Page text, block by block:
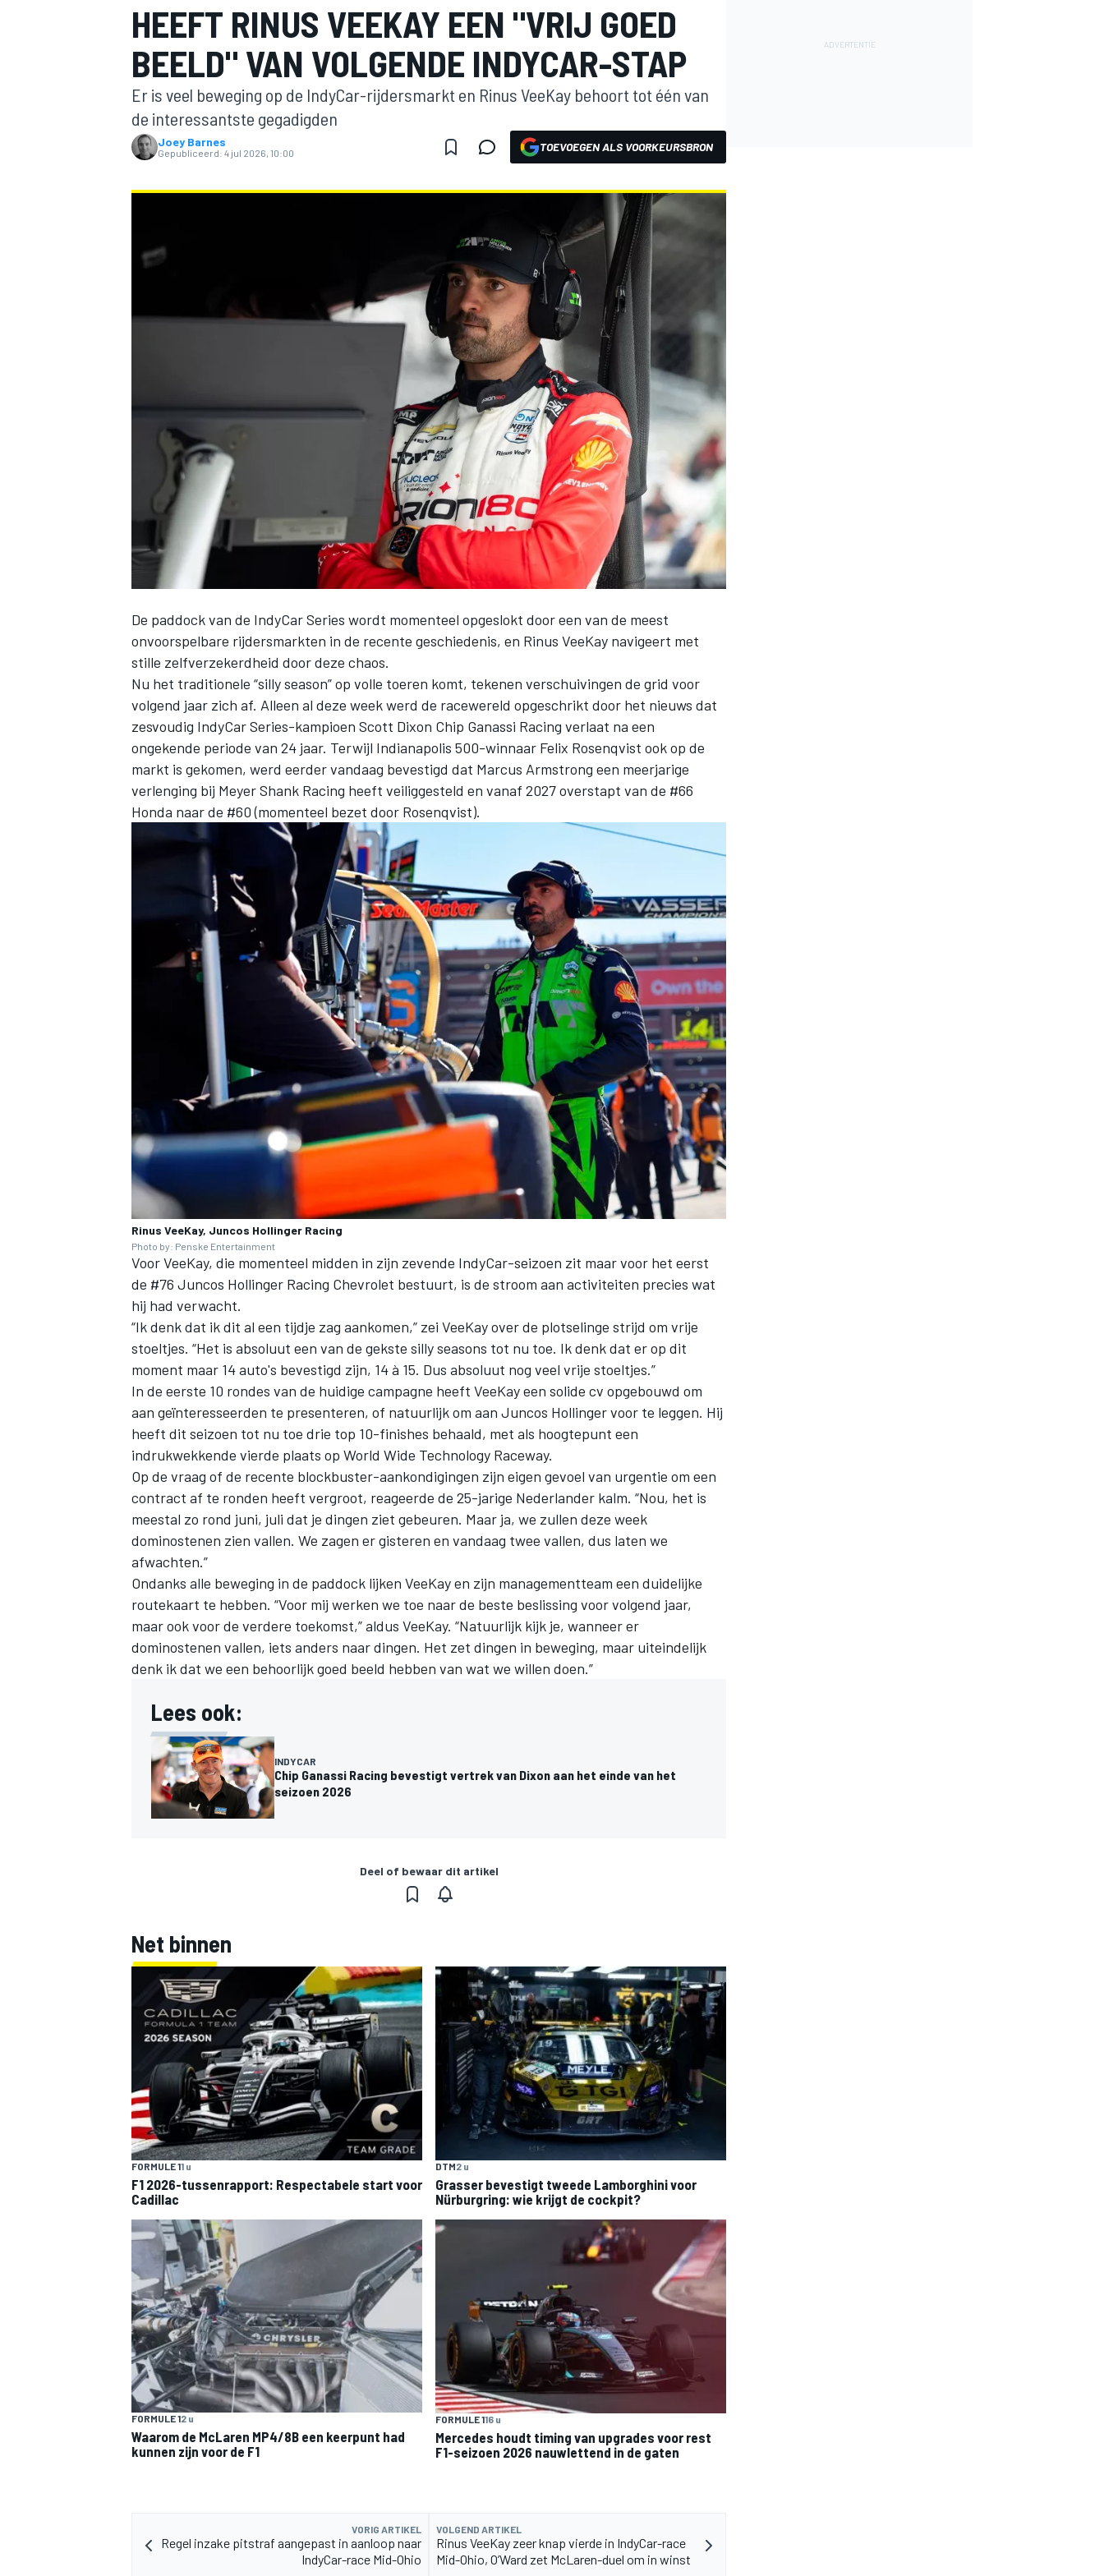
INDYCAR
WEC DTM
MEER RACEKLASSEN
HEEFT RINUS VEEKAY EEN "VRIJ GOED
BEELD" VAN VOLGENDE INDYCAR-STAP
Er is veel beweging op de IndyCar-rijdersmarkt en Rinus VeeKay behoort tot één van
de interessantste gegadigden
Joey Barnes
Gepubliceerd: 4 jul 2026, 10:00 TOEVOEGEN ALS VOORKEURSBRON
De paddock van de IndyCar Series wordt momenteel opgeslokt door een van de meest
onvoorspelbare rijdersmarkten in de recente geschiedenis, en Rinus VeeKay navigeert met
stille zelfverzekerdheid door deze chaos.
Nu het traditionele “silly season” op volle toeren komt, tekenen verschuivingen de grid voor
volgend jaar zich af. Alleen al deze week werd de racewereld opgeschrikt door het nieuws dat
zesvoudig IndyCar Series-kampioen Scott Dixon Chip Ganassi Racing verlaat na een
ongekende periode van 24 jaar. Terwijl Indianapolis 500-winnaar Felix Rosenqvist ook op de
markt is gekomen, werd eerder vandaag bevestigd dat Marcus Armstrong een meerjarige
verlenging bij Meyer Shank Racing heeft veiliggesteld en vanaf 2027 overstapt van de #66
Honda naar de #60 (momenteel bezet door Rosenqvist).
Rinus VeeKay, Juncos Hollinger Racing
Photo by: Penske Entertainment
Voor VeeKay, die momenteel midden in zijn zevende IndyCar-seizoen zit maar voor het eerst
de #76 Juncos Hollinger Racing Chevrolet bestuurt, is de stroom aan activiteiten precies wat
hij had verwacht.
“Ik denk dat ik dit al een tijdje zag aankomen,” zei VeeKay over de plotselinge strijd om vrije
stoeltjes. “Het is absoluut een van de gekste silly seasons tot nu toe. Ik denk dat er op dit
moment maar 14 auto's bevestigd zijn, 14 à 15. Dus absoluut nog veel vrije stoeltjes.”
In de eerste 10 rondes van de huidige campagne heeft VeeKay een solide cv opgebouwd om
aan geïnteresseerden te presenteren, of natuurlijk om aan Juncos Hollinger voor te leggen. Hij
heeft dit seizoen tot nu toe drie top 10-finishes behaald, met als hoogtepunt een
indrukwekkende vierde plaats op World Wide Technology Raceway.
Op de vraag of de recente blockbuster-aankondigingen zijn eigen gevoel van urgentie om een
contract af te ronden heeft vergroot, reageerde de 25-jarige Nederlander kalm. “Nou, het is
meestal zo rond juni, juli dat je dingen ziet gebeuren. Maar ja, we zullen deze week
dominostenen zien vallen. We zagen er gisteren en vandaag twee vallen, dus laten we
afwachten.”
Ondanks alle beweging in de paddock lijken VeeKay en zijn managementteam een duidelijke
routekaart te hebben. “Voor mij werken we toe naar de beste beslissing voor volgend jaar,
maar ook voor de verdere toekomst,” aldus VeeKay. “Natuurlijk kijk je, wanneer er
dominostenen vallen, iets anders naar dingen. Het zet dingen in beweging, maar uiteindelijk
denk ik dat we een behoorlijk goed beeld hebben van wat we willen doen.”
Lees ook:
INDYCAR
Chip Ganassi Racing bevestigt vertrek van Dixon aan het einde van het
seizoen 2026
Deel of bewaar dit artikel
Net binnen
FORMULE 11 u
F1 2026-tussenrapport: Respectabele start voor
Cadillac
DTM2 u
Grasser bevestigt tweede Lamborghini voor
Nürburgring: wie krijgt de cockpit?
FORMULE 12 u
Waarom de McLaren MP4/8B een keerpunt had
kunnen zijn voor de F1
FORMULE 116 u
Mercedes houdt timing van upgrades voor rest
F1-seizoen 2026 nauwlettend in de gaten
VORIG ARTIKEL
Regel inzake pitstraf aangepast in aanloop naar
IndyCar-race Mid-Ohio
VOLGEND ARTIKEL
Rinus VeeKay zeer knap vierde in IndyCar-race
Mid-Ohio, O’Ward zet McLaren-duel om in winst